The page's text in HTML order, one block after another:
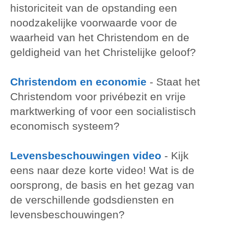
historiciteit van de opstanding een
noodzakelijke voorwaarde voor de
waarheid van het Christendom en de
geldigheid van het Christelijke geloof?
Christendom en economie - Staat het
Christendom voor privébezit en vrije
marktwerking of voor een socialistisch
economisch systeem?
Levensbeschouwingen video - Kijk
eens naar deze korte video! Wat is de
oorsprong, de basis en het gezag van
de verschillende godsdiensten en
levensbeschouwingen?